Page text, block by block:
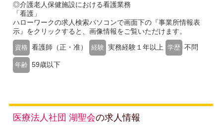
◎介護老人保健施設における看護業務
「看護」
ハローワークの求人検索パソコンで画面下の『事業所情報表
示』をクリックすると、画像情報をご覧いただけます。
資格 看護師（正・准） 経験 実務経験１年以上 学歴 不問
年齢 59歳以下
医療法人社団 湖聖会の求人情報